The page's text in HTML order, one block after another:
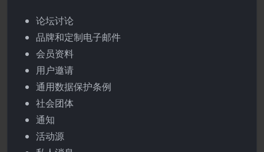
论坛讨论
品牌和定制电子邮件
会员资料
用户邀请
通用数据保护条例
社会团体
通知
活动源